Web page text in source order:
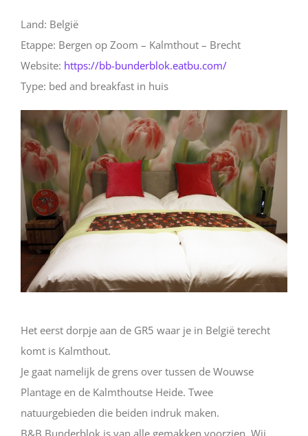
Land: België
Etappe: Bergen op Zoom – Kalmthout – Brecht
Website: https://bb-bunderblok.eatbu.com/
Type: bed and breakfast in huis
Het eerst dorpje aan de GR5 waar je in België terecht
komt is Kalmthout.
Je gaat namelijk de grens over tussen de Wouwse
Plantage en de Kalmthoutse Heide. Twee
natuurgebieden die beiden indruk maken.
B&B Bunderblok is van alle gemakken voorzien. Wij